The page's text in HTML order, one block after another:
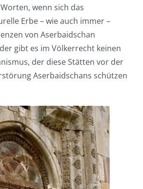
wenn sich das
Erbe – wie auch immer –
von Aserbaidschan
gibt es im Völkerrecht keinen
der diese Stätten vor der
Aserbaidschans schützen